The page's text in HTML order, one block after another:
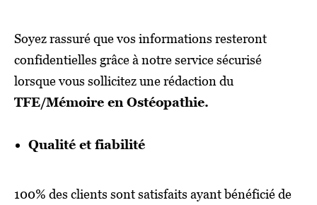
Soyez rassuré que vos informations resteront
confidentielles grâce à notre service sécurisé
lorsque vous sollicitez une rédaction du
TFE/Mémoire en Ostéopathie.
Qualité et fiabilité
100% des clients sont satisfaits ayant bénéficié de